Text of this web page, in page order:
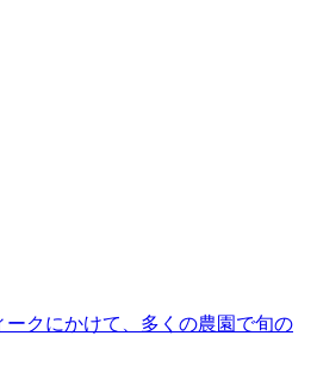
クにかけて、多くの農園で旬の